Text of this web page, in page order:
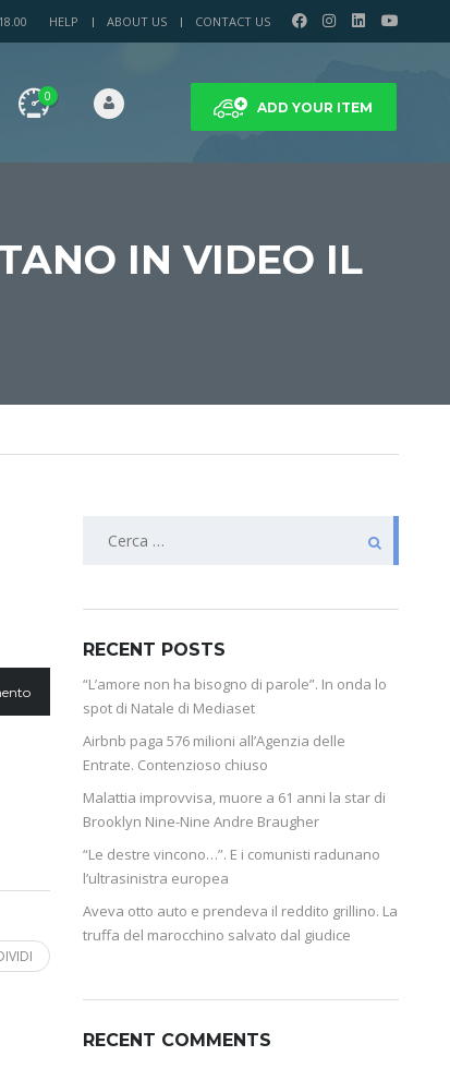
HELP ABOUT US CONTACT US
ADD YOUR ITEM
0
IN VIDEO IL
RECENT POSTS
“L’amore non ha bisogno di parole”. In onda lo
spot di Natale di Mediaset
Airbnb paga 576 milioni all’Agenzia delle
Entrate. Contenzioso chiuso
Malattia improvvisa, muore a 61 anni la star di
Brooklyn Nine-Nine Andre Braugher
“Le destre vincono…”. E i comunisti radunano
l’ultrasinistra europea
Aveva otto auto e prendeva il reddito grillino. La
truffa del marocchino salvato dal giudice
RECENT COMMENTS